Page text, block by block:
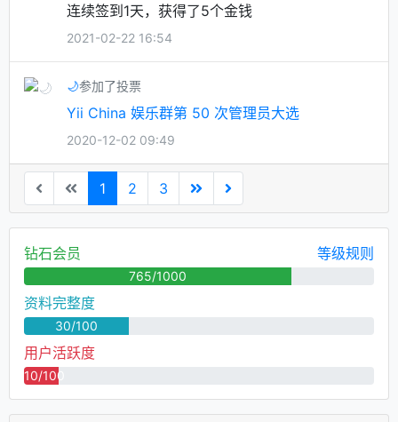
连续签到1天，获得了5个金钱
2021-02-22 16:54
🌙参加了投票
Yii China 娱乐群第 50 次管理员大选
2020-12-02 09:49
1 2 3
钻石会员 等级规则
765/1000
资料完整度
30/100
用户活跃度
10/100